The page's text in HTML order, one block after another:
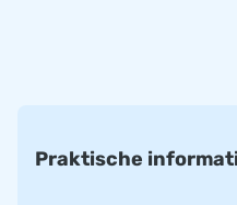
JB staat voor kwaliteit
Praktische